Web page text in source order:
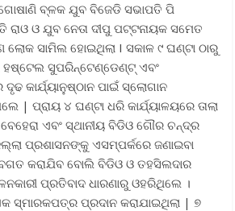
ଗୋଷାଣି ବ୍ଳକ ଯୁବ ବିଜେଡି ସଭାପତି ପି
ଓ ଯୁବ ନେତା ଦୀପୁ ପଟ୍ଟନାୟକ ସମେତ
ସାମିଲ ହୋଇଥିଲା I ସକାଳ ୯ ଘଣ୍ଟା ଠାରୁ
ହଷ୍ଟେଲ ସୁପରିନ୍‌ଟେଣ୍ଡେଣ୍ଟ୍ ଏବଂ
କାର୍ଯ୍ୟାନୁଷ୍ଠାନ ପାଇଁ ସ୍ଲୋଗାନ
| ପ୍ରାୟ ୪ ଘଣ୍ଟା ଧରି କାର୍ଯ୍ୟାଳୟରେ ତାଲା
ଏବଂ ସ୍ଥାନୀୟ ବିଡିଓ ଗୌର ଚନ୍ଦ୍ର
ପ୍ରଶାସନଙ୍କୁ ଏସମ୍ପର୍କରେ ଜଣାଇବା
କରା‌ଯିବ ବୋଲି ବିଡିଓ ଓ ତହସିଲଦାର
ପ୍ରତିବାଦ ଧାରଣାରୁ ଓହରିଥିଲେ ।
ପ୍ରଦାନ କରାଯାଇଥିଲା | ୭